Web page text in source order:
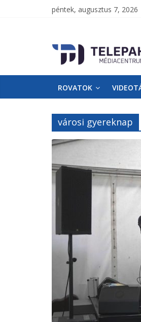
péntek, augusztus 7, 2026
TelePaks
Kistérségi
Televízió
honlapja
ROVATOK
városi gyereknap